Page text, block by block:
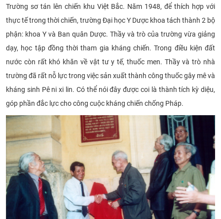
Trường sơ tán lên chiến khu Việt Bắc. Năm 1948, để thích hợp với
thực tế trong thời chiến, trường Đại học Y Dược khoa tách thành 2 bộ
phận: khoa Y và Ban quân Dược. Thầy và trò của trường vừa giảng
dạy, học tập đồng thời tham gia kháng chiến. Trong điều kiện đất
nước còn rất khó khăn về vật tư y tế, thuốc men. Thầy và trò nhà
trường đã rất nỗ lực trong việc sản xuất thành công thuốc gây mê và
kháng sinh Pê ni xi lin. Có thể nói đây được coi là thành tích kỳ diệu,
góp phần đắc lực cho công cuộc kháng chiến chống Pháp.